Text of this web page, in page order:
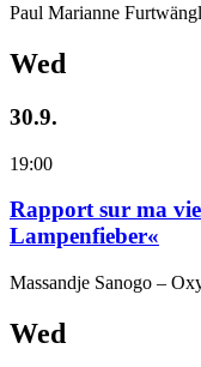
Paul Marianne
Wed
30.9.
19:00
Rapport sur ma
Lampenfieber«
Massandje Sanogo –
Wed